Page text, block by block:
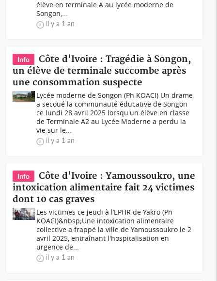
élève en terminale A au lycée moderne de
Songon,...
il y a 1 an
Info
Côte d'Ivoire : Tragédie à Songon,
un élève de terminale succombe après
une consommation suspecte
Lycée moderne de Songon (Ph KOACI) Un drame
a secoué la communauté éducative de Songon
ce lundi 28 avril 2025 lorsqu'un élève en classe
de Terminale A2 au Lycée Moderne a perdu la
vie sur le...
il y a 1 an
Info
Côte d'Ivoire : Yamoussoukro, une
intoxication alimentaire fait 24 victimes
dont 10 cas graves
Les victimes ce jeudi à l’EPHR de Yakro (Ph
KOACI)&nbsp;Une intoxication alimentaire
collective a frappé la ville de Yamoussoukro le 2
avril 2025, entraînant l'hospitalisation en
urgence de...
il y a 1 an